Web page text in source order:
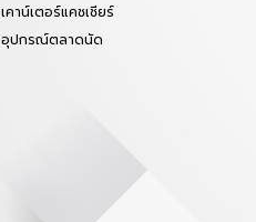
เคาน์เตอร์แคชเชียร์
อุปกรณ์ตลาดนัด